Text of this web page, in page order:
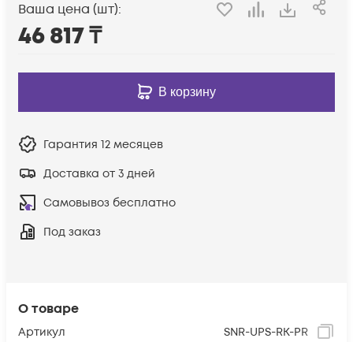
О товаре
Артикул
SNR-UPS-RK-PR
Ваша цена (шт):
46 817₸
В корзину
Гарантия 12 месяцев
Доставка от 3 дней
Самовывоз бесплатно
Под заказ